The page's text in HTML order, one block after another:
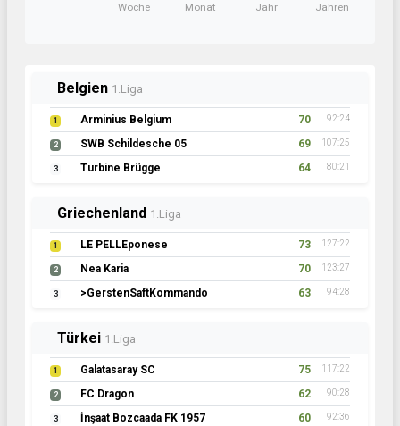
Woche
Monat
Jahr
Jahren
Belgien 1.Liga
1 Arminius Belgium 70 92:24
2 SWB Schildesche 05 69 107:25
3 Turbine Brügge 64 80:21
Griechenland 1.Liga
1 LE PELLEponese 73 127:22
2 Nea Karia 70 123:27
3 >GerstenSaftKommando 63 94:28
Türkei 1.Liga
1 Galatasaray SC 75 117:22
2 FC Dragon 62 90:28
3 İnşaat Bozcaada FK 1957 60 92:36